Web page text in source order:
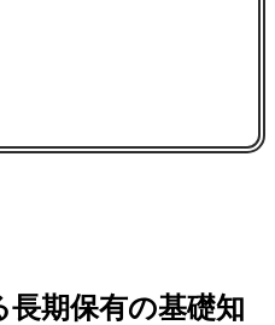
期保有の基礎知